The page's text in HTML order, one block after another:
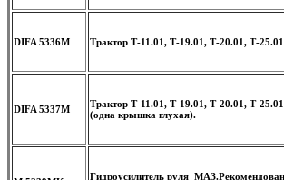
DIFA 5336M Трактор Т-11.01, Т-19.01, Т-20.01, Т-
DIFA 5337M
Трактор Т-11.01, Т-19.01, Т-20.01, Т-
(одна крышка глухая).
Гидроусилитель руля МАЗ.